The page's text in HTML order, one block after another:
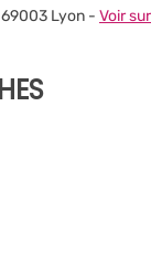
Lyon - Voir sur